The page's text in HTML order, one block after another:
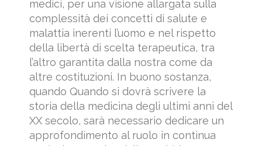
medici, per una visione allargata sulla
complessità dei concetti di salute e
malattia inerenti l’uomo e nel rispetto
della libertà di scelta terapeutica, tra
l’altro garantita dalla nostra come da
altre costituzioni. In buono sostanza,
quando Quando si dovrà scrivere la
storia della medicina degli ultimi anni del
XX secolo, sarà necessario dedicare un
approfondimento al ruolo in continua